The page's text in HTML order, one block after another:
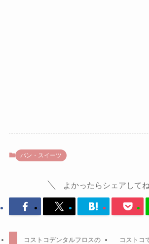
パン・スイーツ
よかったらシェアしてね
コストコデンタルフロスの
コストコ